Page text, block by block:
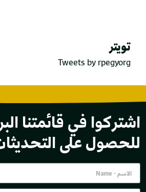
تويتر
Tweets by rpegyorg
اشتركوا في قائمتنا
للحصول على